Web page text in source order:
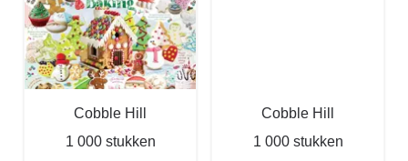
Cobble Hill
1 000 stukken
Cobble Hill
1 000 stukken